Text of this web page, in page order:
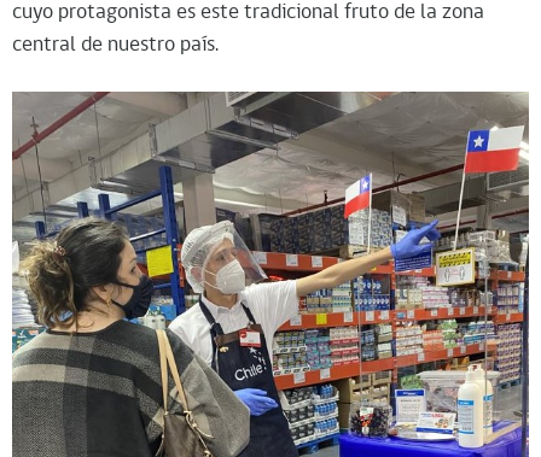
cuyo protagonista es este tradicional fruto de la zona
central de nuestro país.